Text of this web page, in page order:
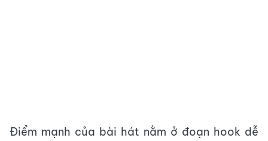
Điểm mạnh của bài hát nằm ở đoạn hook dễ